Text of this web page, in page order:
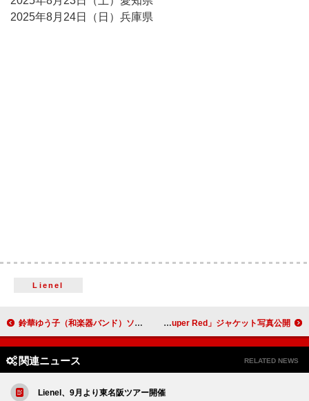
2025年8月24日（日）兵庫県
Lienel
鈴華ゆう子（和楽器バンド）ソロプロジェクトが本格始動、新曲「ケサラバサラ」MVでダンス 鞘師里保、6/18リリースSG「Super Red」ジャケット写真公開
関連ニュース RELATED NEWS
Lienel、9月より東名阪ツアー開催